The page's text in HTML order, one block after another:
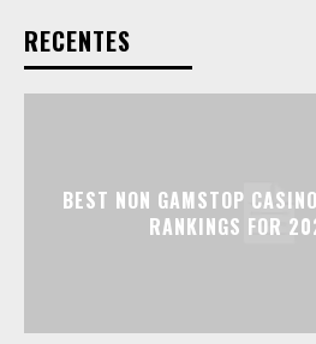
RECENTES
BEST NON GAMSTOP
RANKINGS FOR